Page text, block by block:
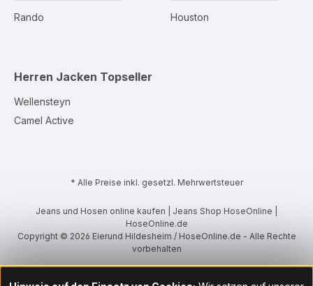
Rando Houston
Herren Jacken Topseller
Wellensteyn
Camel Active
* Alle Preise inkl. gesetzl. Mehrwertsteuer
Jeans und Hosen online kaufen | Jeans Shop HoseOnline |
HoseOnline.de
Copyright © 2026 Eierund Hildesheim / HoseOnline.de - Alle Rechte
vorbehalten